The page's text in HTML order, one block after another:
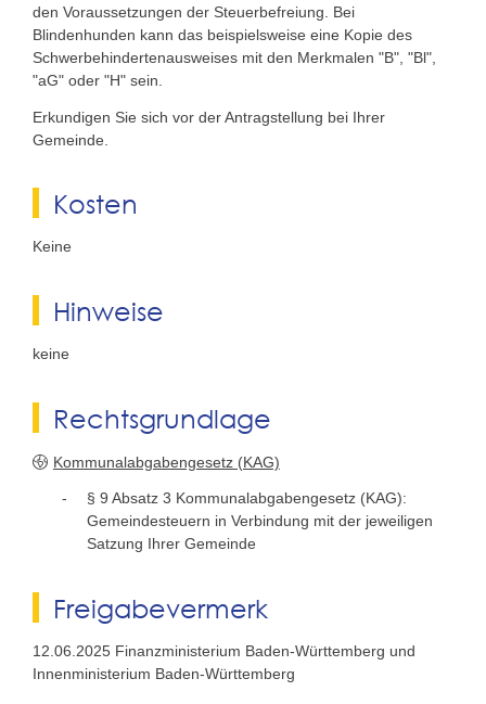
den Voraussetzungen der Steuerbefreiung. Bei
Blindenhunden kann das beispielsweise eine Kopie des
Schwerbehindertenausweises mit den Merkmalen "B", "Bl",
"aG" oder "H" sein.
Erkundigen Sie sich vor der Antragstellung bei Ihrer
Gemeinde.
Kosten
Keine
Hinweise
keine
Rechtsgrundlage
Kommunalabgabengesetz (KAG)
§ 9 Absatz 3 Kommunalabgabengesetz (KAG):
Gemeindesteuern in Verbindung mit der jeweiligen
Satzung Ihrer Gemeinde
Freigabevermerk
12.06.2025 Finanzministerium Baden-Württemberg und
Innenministerium Baden-Württemberg